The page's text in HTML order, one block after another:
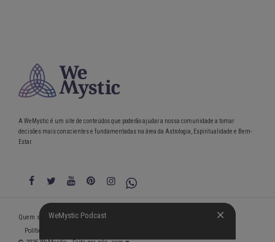
WeMystic Podcast
A WeMystic é um site de conteúdos que poderão ajudar a nossa comunidade a tomar
decisões mais conscientes e fundamentadas na área da Astrologia, Espiritualidade e Bem-
Estar.
WeMystic Podcast
Quem somos Política de Privacidade
Política de Utilização de Cookies